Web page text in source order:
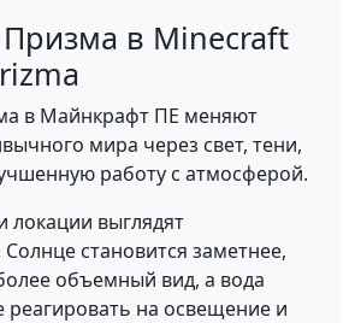
в Minecraft
в Майнкрафт ПЕ меняют
мира через свет, тени,
работу с атмосферой.
локации выглядят
становится заметнее,
объемный вид, а вода
реагировать на освещение и